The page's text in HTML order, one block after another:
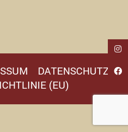
DATENSCHUTZ
(EU)